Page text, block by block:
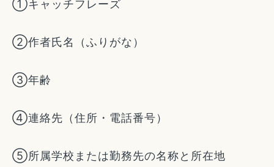
①キャッチフレーズ
②作者氏名（ふりがな）
③年齢
④連絡先（住所・電話番号）
⑤所属学校または勤務先の名称と所在地